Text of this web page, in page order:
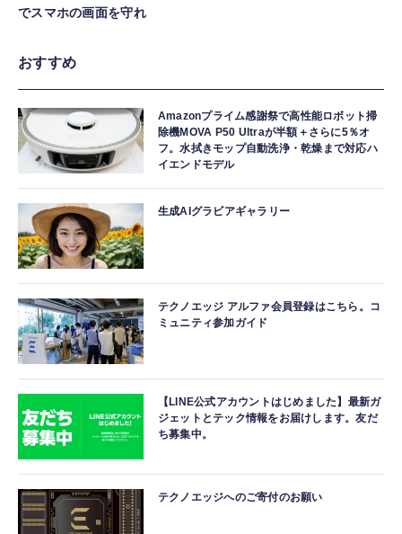
でスマホの画面を守れ
おすすめ
Amazonプライム感謝祭で高性能ロボット掃
除機MOVA P50 Ultraが半額＋さらに5％オ
フ。水拭きモップ自動洗浄・乾燥まで対応ハ
イエンドモデル
生成AIグラビアギャラリー
テクノエッジ アルファ会員登録はこちら。コ
ミュニティ参加ガイド
【LINE公式アカウントはじめました】最新ガ
ジェットとテック情報をお届けします。友だ
ち募集中。
テクノエッジへのご寄付のお願い